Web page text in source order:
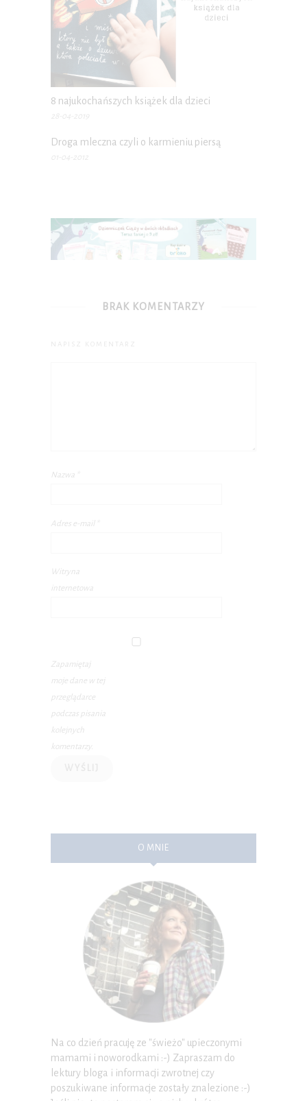
8 najukochańszych książek dla dzieci
28-04-2019
Droga mleczna czyli o karmieniu piersą
01-04-2012
BRAK KOMENTARZY
Nazwa
Adres e-mail
Witryna
internetowa
Zapamiętaj
moje dane w tej
przeglądarce
podczas pisania
kolejnych
komentarzy.
O MNIE
Na co dzień pracuję ze "świeżo" upieczonymi
mamami i noworodkami :-) Zapraszam do
lektury bloga i informacji zwrotnej czy
poszukiwane informacje zostały znalezione :-)